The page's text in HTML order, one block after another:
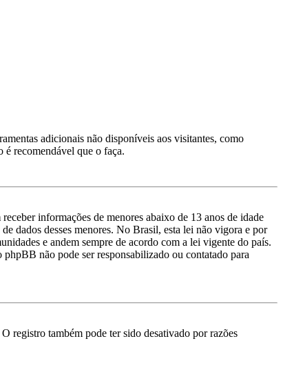
adicionais não disponíveis aos visitantes, como
é recomendável que o faça.
informações de menores abaixo de 13 anos de idade
dados desses menores. No Brasil, esta lei não vigora e por
e andem sempre de acordo com a lei vigente do país.
não pode ser responsabilizado ou contatado para
registro também pode ter sido desativado por razões